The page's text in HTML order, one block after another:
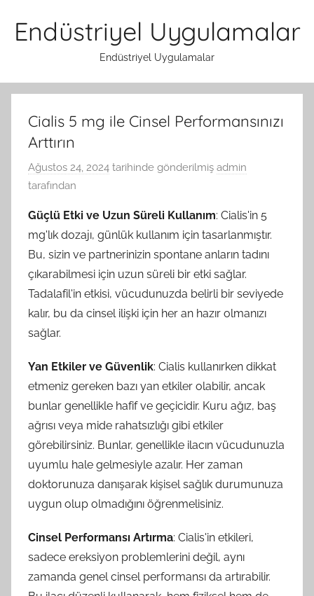
atlaEndüstriyel Uygulamalar
Endüstriyel Uygulamalar
Cialis 5 mg ile Cinsel Performansınızı
Arttırın
Ağustos 24, 2024 tarihinde gönderilmiş admin
tarafından
Güçlü Etki ve Uzun Süreli Kullanım: Cialis'in 5
mg'lık dozajı, günlük kullanım için tasarlanmıştır.
Bu, sizin ve partnerinizin spontane anların tadını
çıkarabilmesi için uzun süreli bir etki sağlar.
Tadalafil'in etkisi, vücudunuzda belirli bir seviyede
kalır, bu da cinsel ilişki için her an hazır olmanızı
sağlar.
Yan Etkiler ve Güvenlik: Cialis kullanırken dikkat
etmeniz gereken bazı yan etkiler olabilir, ancak
bunlar genellikle hafif ve geçicidir. Kuru ağız, baş
ağrısı veya mide rahatsızlığı gibi etkiler
görebilirsiniz. Bunlar, genellikle ilacın vücudunuzla
uyumlu hale gelmesiyle azalır. Her zaman
doktorunuza danışarak kişisel sağlık durumunuza
uygun olup olmadığını öğrenmelisiniz.
Cinsel Performansı Artırma: Cialis'in etkileri,
sadece ereksiyon problemlerini değil, aynı
zamanda genel cinsel performansı da artırabilir.